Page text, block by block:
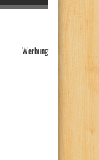
Werbung